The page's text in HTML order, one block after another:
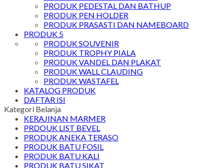
PRODUK PEDESTAL DAN BATHUP
PRODUK PEN HOLDER
PRODUK PRASASTI DAN NAMEBOARD
PRODUK 5
PRODUK SOUVENIR
PRODUK TROPHY PIALA
PRODUK VANDEL DAN PLAKAT
PRODUK WALL CLAUDING
PRODUK WASTAFEL
KATALOG PRODUK
DAFTAR ISI
Kategori Belanja
KERAJINAN MARMER
PRDOUK LIST BEVEL
PRODUK ANEKA TERASO
PRODUK BATU FOSIL
PRODUK BATU KALI
PRODUK BATU SIKAT